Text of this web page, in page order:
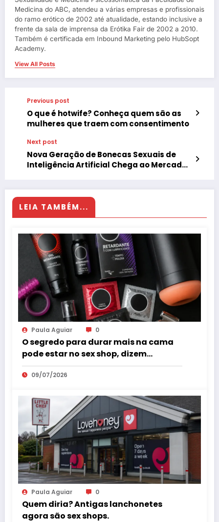
Medicina do ABC, atendeu a várias empresas e profissionais
do ramo erótico de 2002 até atualidade, estando inclusive a
frente da sala de imprensa da Erótika Fair de 2002 a 2010.
Também é certificada em Inbound Marketing pelo HubSopt
Academy.
View All Posts
Previous post
O que é hotwife? Conheça quem são as
mulheres que traem com consentimento
Next post
Nova Geração de Bonecas Sexuais de
Inteligência Artificial Chega ao Mercado
LEIA TAMBÉM...
Paula Aguiar 0
O segredo para durar mais na cama
pode estar no sex shop, dizem
especialistas em saúde sexual
09/07/2026
Paula Aguiar 0
Quem diria? Antigas lanchonetes
agora são sex shops.